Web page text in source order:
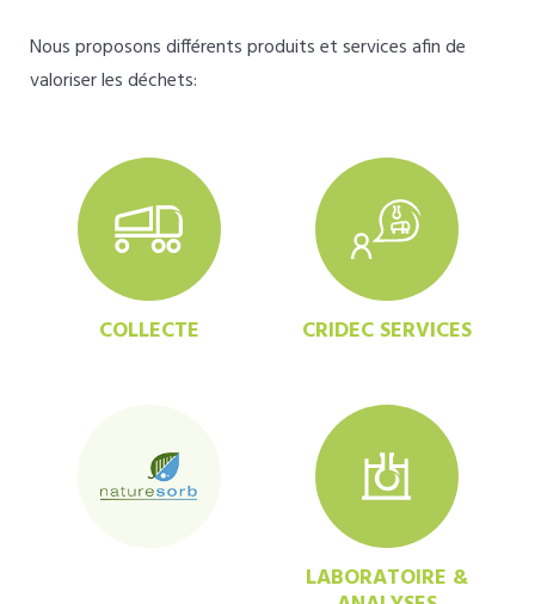
Nous proposons différents produits et services afin de
valoriser les déchets:
COLLECTE CRIDEC SERVICES
LABORATOIRE &